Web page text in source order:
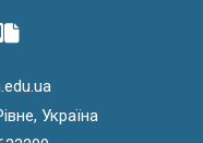
Україна